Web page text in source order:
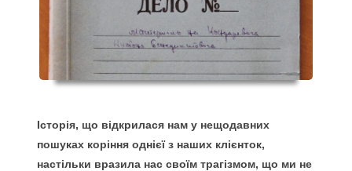
Історія, що відкрилася нам у нещодавних
пошуках коріння однієї з наших клієнток,
настільки вразила нас своїм трагізмом, що ми не